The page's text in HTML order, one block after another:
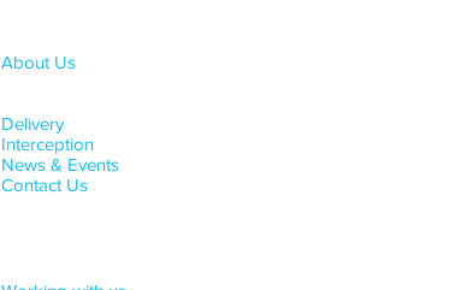
About Us
Delivery
Interception
News & Events
Contact Us